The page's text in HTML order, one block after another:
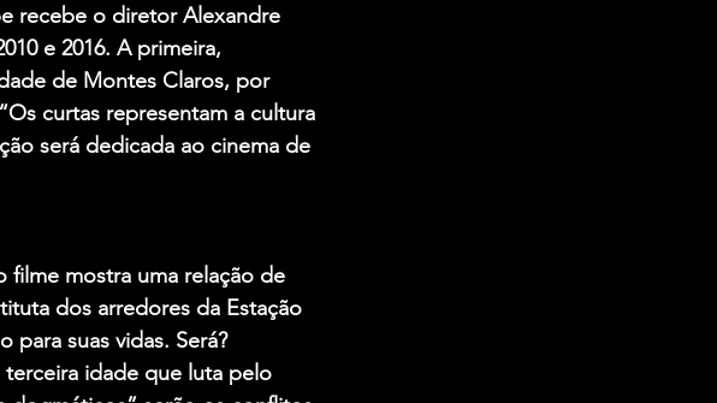
recebe o diretor Alexandre
e 2016. A primeira,
de Montes Claros, por
curtas representam a cultura
será dedicada ao cinema de
filme mostra uma relação de
dos arredores da Estação
para suas vidas. Será?
terceira idade que luta pelo